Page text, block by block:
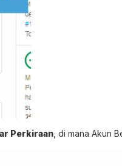
Perkiraan , di mana Akun